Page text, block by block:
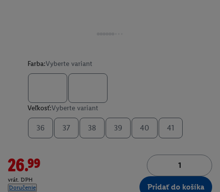
Farba:Vyberte variant
Veľkosť:Vyberte variant
36 37 38 39 40 41
26.99
vrát. DPH
Doručenie
Pridať do košíka